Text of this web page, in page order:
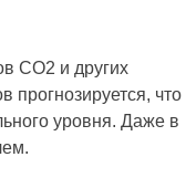
CO2 и других
прогнозируется, что
уровня. Даже в